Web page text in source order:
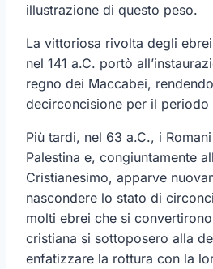
illustrazione di questo peso.
La vittoriosa rivolta degli
nel 141 a.C. portò
regno dei Maccabei,
decirconcisione per il periodo
Più tardi, nel 63 a.C., i
Palestina e, congiuntamente
Cristianesimo, apparve
nascondere lo stato di
molti ebrei che si
cristiana si sottoposero alla
enfatizzare la rottura con la